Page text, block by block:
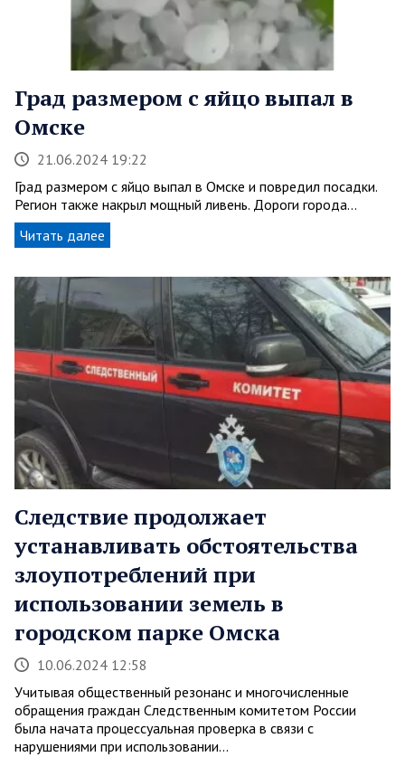
Град размером с яйцо выпал в
Омске
21.06.2024 19:22
Град размером с яйцо выпал в Омске и повредил посадки.
Регион также накрыл мощный ливень. Дороги города…
Читать далее
Следствие продолжает
устанавливать обстоятельства
злоупотреблений при
использовании земель в
городском парке Омска
10.06.2024 12:58
Учитывая общественный резонанс и многочисленные
обращения граждан Следственным комитетом России
была начата процессуальная проверка в связи с
нарушениями при использовании…